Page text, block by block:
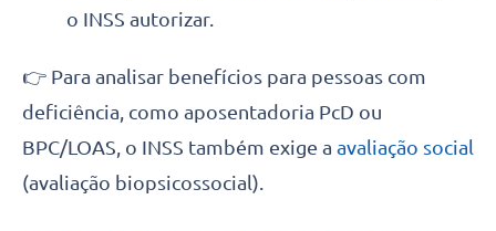
o INSS autorizar.
👉 Para analisar benefícios para pessoas com
deficiência, como aposentadoria PcD ou
BPC/LOAS, o INSS também exige a avaliação social
(avaliação biopsicossocial).